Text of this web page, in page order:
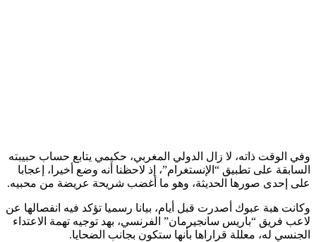
وفي الوقت ذاته، لا زال الدولي المغربي، حكيمي يتابع حساب حبيبته
السابقة على تطبيق “الإنستغرام”، إذ لاحظنا أنه وضع أخيرا، إعجابا
على إحدى صورها الحديثة، وهو ما أغضب شريحة عريضة من محبيه.
وكانت هبة عبوك أصدرت قبل أيام، بيانا رسميا تؤكد فيه انفصالها عن
لاعب فريق “باريس سانجيرمان” الفرنسي، بهد توجيه تهمة الاعتداء
الجنسي له، معللة قراراها بأنها ستكون بجانب الضحايا.